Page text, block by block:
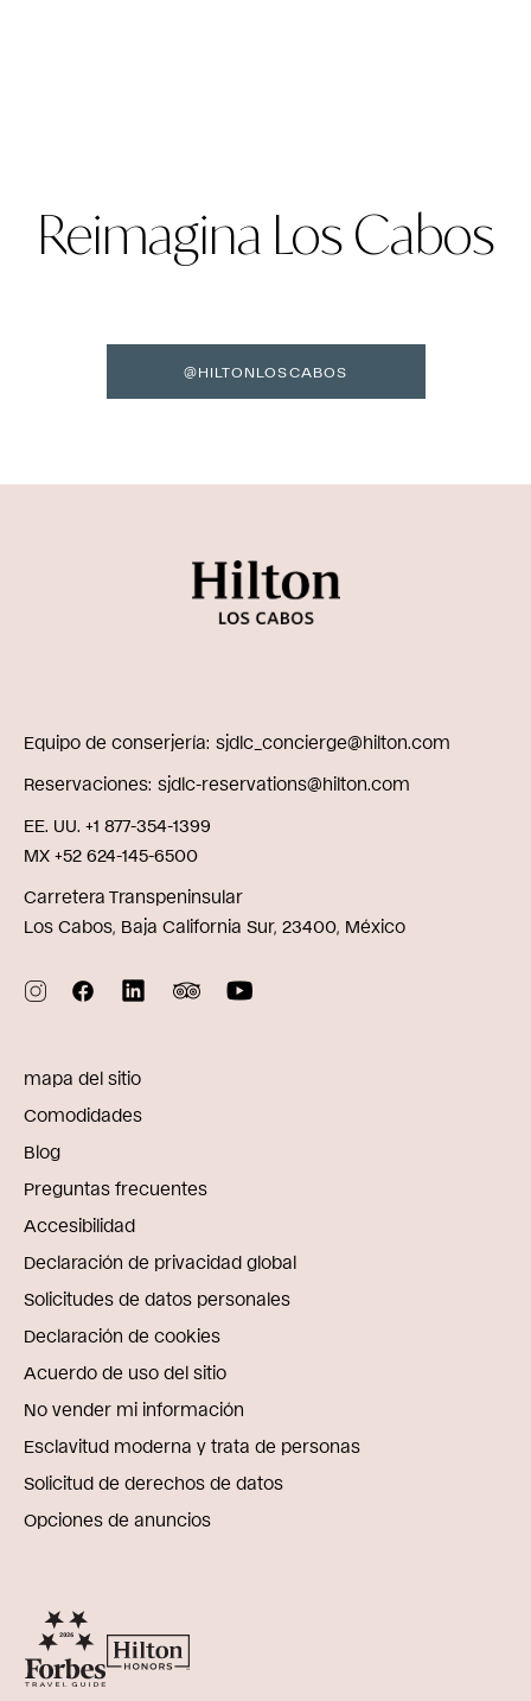
Reimagina Los Cabos
@HILTONLOSCABOS
Equipo de conserjería sjdlc_concierge@hilton.com
Reservaciones sjdlc-reservations@hilton.com
EE. UU. +1 877-354-1399
MX +52 624-145-6500
Carretera Transpeninsular
Los Cabos, Baja California Sur, 23400, México
mapa del sitio
Comodidades
Blog
Preguntas frecuentes
Accesibilidad
Declaración de privacidad global
Solicitudes de datos personales
Declaración de cookies
Acuerdo de uso del sitio
No vender mi información
Esclavitud moderna y trata de personas
Solicitud de derechos de datos
Opciones de anuncios